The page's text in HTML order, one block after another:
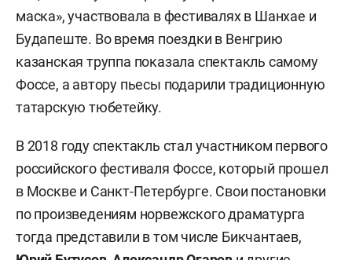
маска», участвовала в фестивалях в Шанхае и
Будапеште. Во время поездки в Венгрию
казанская труппа показала спектакль самому
Фоссе, а автору пьесы подарили традиционную
татарскую тюбетейку.
В 2018 году спектакль стал участником первого
российского фестиваля Фоссе, который прошел
в Москве и Санкт-Петербурге. Свои постановки
по произведениям норвежского драматурга
тогда представили в том числе Бикчантаев,